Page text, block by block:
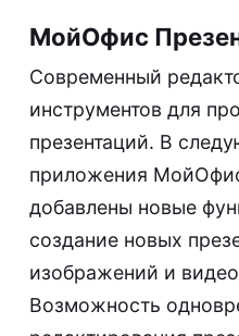
МойОфис
Современный
инструментов для
презентаций. В
приложения
добавлены новые
создание новых
изображений и
Возможность